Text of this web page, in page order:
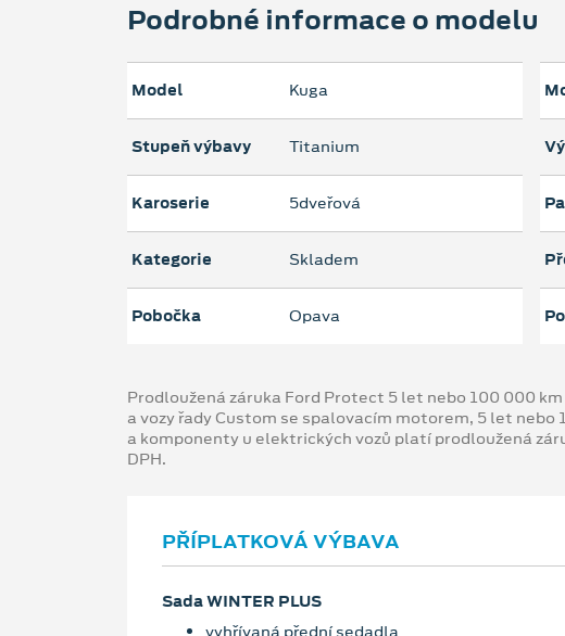
Podrobné informace o modelu
Model Kuga
Stupeň výbavy Titanium
Karoserie 5dveřová
Kategorie Skladem
Pobočka Opava
Prodloužená záruka Ford Protect 5 let nebo 100 000
a vozy řady Custom se spalovacím motorem, 5 let nebo
a komponenty u elektrických vozů platí prodloužená
DPH.
PŘÍPLATKOVÁ VÝBAVA
Sada WINTER PLUS
vyhřívaná přední sedadla